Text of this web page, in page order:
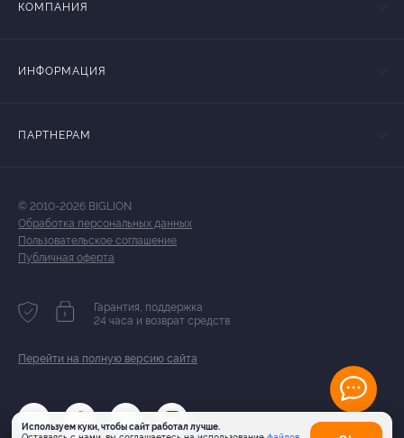
Используем куки, чтобы сайт работал лучше.
КОМПАНИЯ
ИНФОРМАЦИЯ
ПАРТНЕРАМ
© 2010-2026 BIGLION
Обработка персональных данных
Пользовательское соглашение
Публичная оферта
Гарантия, поддержка
24 часа и возврат средств
Перейти на полную версию сайта